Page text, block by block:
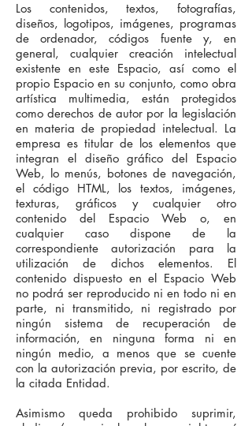
Los contenidos, textos, fotografías,
diseños, logotipos, imágenes, programas
de ordenador, códigos fuente y, en
general, cualquier creación intelectual
existente en este Espacio, así como el
propio Espacio en su conjunto, como obra
artística multimedia, están protegidos
como derechos de autor por la legislación
en materia de propiedad intelectual. La
empresa es titular de los elementos que
integran el diseño gráfico del Espacio
Web, lo menús, botones de navegación,
el código HTML, los textos, imágenes,
texturas, gráficos y cualquier otro
contenido del Espacio Web o, en
cualquier caso dispone de la
correspondiente autorización para la
utilización de dichos elementos. El
contenido dispuesto en el Espacio Web
no podrá ser reproducido ni en todo ni en
parte, ni transmitido, ni registrado por
ningún sistema de recuperación de
información, en ninguna forma ni en
ningún medio, a menos que se cuente
con la autorización previa, por escrito, de
la citada Entidad.
Asimismo queda prohibido suprimir,